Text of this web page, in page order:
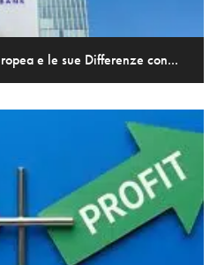
e le sue Differenze con...